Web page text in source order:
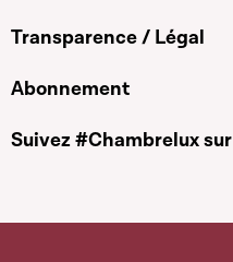
Transparence / Légal
Abonnement
Suivez #Chambrelux sur